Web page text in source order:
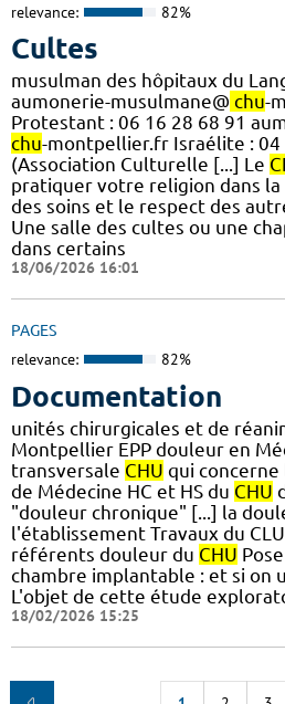
relevance: 82%
Cultes
musulman des hôpitaux du
aumonerie-musulmane@ chu-
Protestant : 06 16 28 68 91
chu-montpellier.fr Israélite : 04
(Association Culturelle [...] Le
pratiquer votre religion dans
des soins et le respect des
Une salle des cultes ou une
dans certains
18/06/2026 16:01
PAGES
relevance: 82%
Documentation
unités chirurgicales et de
Montpellier EPP douleur en
transversale CHU qui
de Médecine HC et HS du CHU
"douleur chronique" [...] la
l'établissement Travaux du
référents douleur du CHU
chambre implantable : et si on
L'objet de cette étude
18/02/2026 15:25